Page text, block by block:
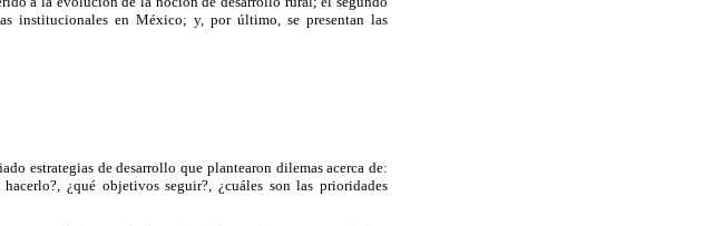
institucionales en México; y, por último, se presentan las
estrategias de desarrollo que plantearon dilemas acerca de:
¿qué objetivos seguir?, ¿cuáles son las prioridades